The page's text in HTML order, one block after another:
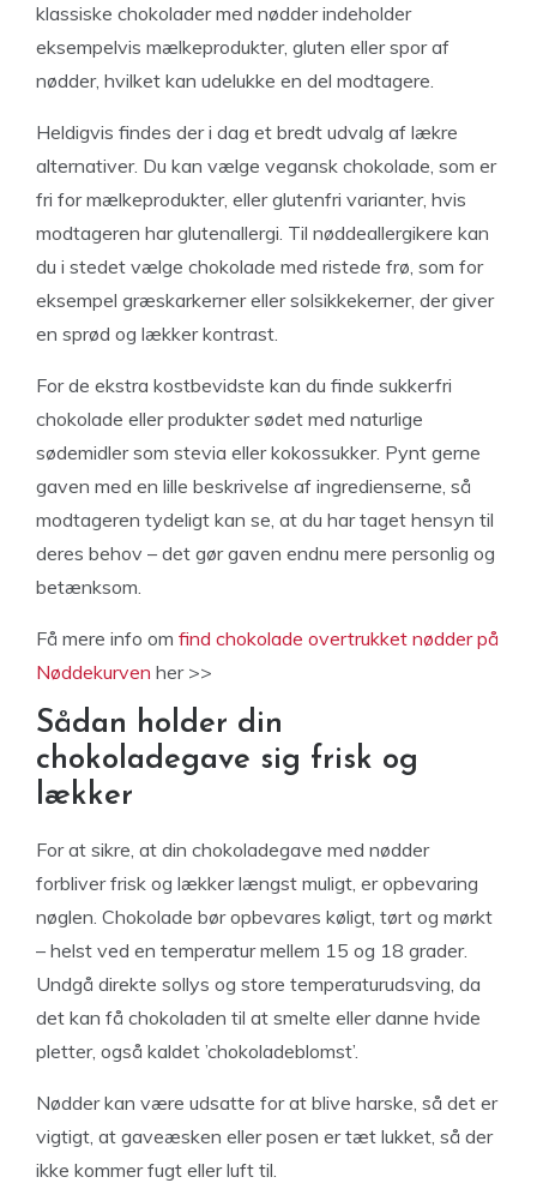
klassiske chokolader med nødder indeholder
eksempelvis mælkeprodukter, gluten eller spor af
nødder, hvilket kan udelukke en del modtagere.
Heldigvis findes der i dag et bredt udvalg af lækre
alternativer. Du kan vælge vegansk chokolade, som er
fri for mælkeprodukter, eller glutenfri varianter, hvis
modtageren har glutenallergi. Til nøddeallergikere kan
du i stedet vælge chokolade med ristede frø, som for
eksempel græskarkerner eller solsikkekerner, der giver
en sprød og lækker kontrast.
For de ekstra kostbevidste kan du finde sukkerfri
chokolade eller produkter sødet med naturlige
sødemidler som stevia eller kokossukker. Pynt gerne
gaven med en lille beskrivelse af ingredienserne, så
modtageren tydeligt kan se, at du har taget hensyn til
deres behov – det gør gaven endnu mere personlig og
betænksom.
Få mere info om find chokolade overtrukket nødder på
Nøddekurven her >>
Sådan holder din
chokoladegave sig frisk og
lækker
For at sikre, at din chokoladegave med nødder
forbliver frisk og lækker længst muligt, er opbevaring
nøglen. Chokolade bør opbevares køligt, tørt og mørkt
– helst ved en temperatur mellem 15 og 18 grader.
Undgå direkte sollys og store temperaturudsving, da
det kan få chokoladen til at smelte eller danne hvide
pletter, også kaldet ’chokoladeblomst’.
Nødder kan være udsatte for at blive harske, så det er
vigtigt, at gaveæsken eller posen er tæt lukket, så der
ikke kommer fugt eller luft til.